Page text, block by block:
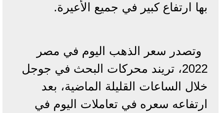
بها ارتفاع كبير في جميع الأعيرة.
وتصدر سعر الذهب اليوم في مصر
2022، تريند محركات البحث في جوجل
خلال الساعات القليلة الماضية، بعد
ارتفاعه سعره في تعاملات اليوم في